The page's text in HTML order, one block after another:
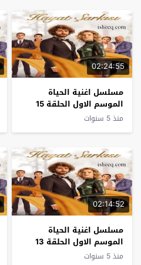
02:24:55
مسلسل اغنية الحياة
الموسم الاول الحلقة 15
منذ 5 سنوات
02:14:52
مسلسل اغنية الحياة
الموسم الاول الحلقة 13
منذ 5 سنوات